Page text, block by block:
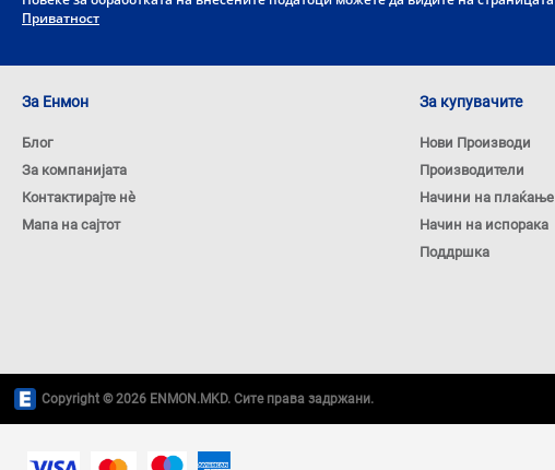
Приватност
За Енмон
Блог
За компанијата
Контактирајте нѐ
Мапа на сајтот
За купувачите
Нови Производи
Производители
Начини на плаќање
Начин на испорака
Поддршка
Copyright © 2026 ENMON.MKD. Сите права задржани.